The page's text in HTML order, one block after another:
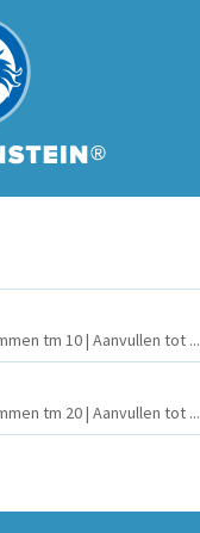
tm 10 | Aanvullen tot ...
tm 20 | Aanvullen tot ...